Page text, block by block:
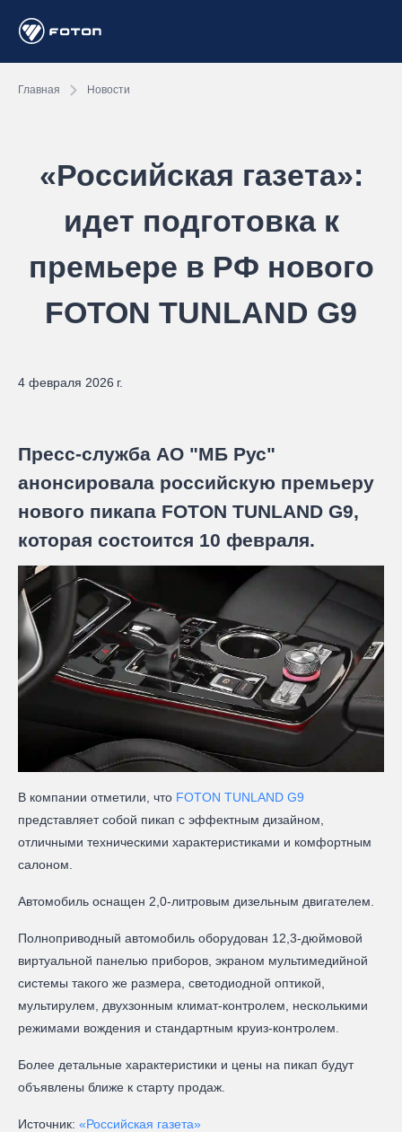
Главная Новости
«Российская газета»:
идет подготовка к
премьере в РФ нового
FOTON TUNLAND G9
4 февраля 2026 г.
Пресс-служба АО "МБ Рус"
анонсировала российскую премьеру
нового пикапа FOTON TUNLAND G9,
которая состоится 10 февраля.
В компании отметили, что FOTON TUNLAND G9
представляет собой пикап с эффектным дизайном,
отличными техническими характеристиками и комфортным
салоном.
Автомобиль оснащен 2,0-литровым дизельным двигателем.
Полноприводный автомобиль оборудован 12,3-дюймовой
виртуальной панелью приборов, экраном мультимедийной
системы такого же размера, светодиодной оптикой,
мультирулем, двухзонным климат-контролем, несколькими
режимами вождения и стандартным круиз-контролем.
Более детальные характеристики и цены на пикап будут
объявлены ближе к старту продаж.
Источник: «Российская газета»